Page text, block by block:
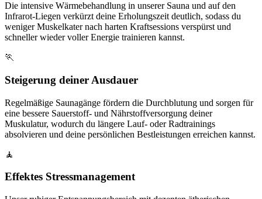
Die intensive Wärmebehandlung in unserer Sauna und auf den
Infrarot-Liegen verkürzt deine Erholungszeit deutlich, sodass du
weniger Muskelkater nach harten Kraftsessions verspürst und
schneller wieder voller Energie trainieren kannst.
🏃
Steigerung deiner Ausdauer
Regelmäßige Saunagänge fördern die Durchblutung und sorgen für
eine bessere Sauerstoff- und Nährstoffversorgung deiner
Muskulatur, wodurch du längere Lauf- oder Radtrainings
absolvieren und deine persönlichen Bestleistungen erreichen kannst.
🧘
Effektes Stressmanagement